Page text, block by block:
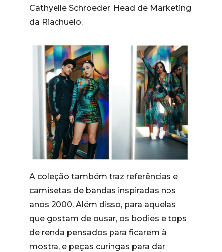
Cathyelle Schroeder, Head de Marketing
da Riachuelo.
A coleção também traz referências e
camisetas de bandas inspiradas nos
anos 2000. Além disso, para aquelas
que gostam de ousar, os bodies e tops
de renda pensados para ficarem à
mostra, e peças curingas para dar